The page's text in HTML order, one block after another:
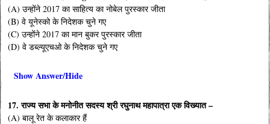
(A) उन्होंने 2017 का साहित्य का नोबेल पुरस्कार जीता
(B) वे यूनेस्को के निदेशक चुने गए
(C) उन्होंने 2017 का मान बुकर पुरस्कार जीता
(D) वे डब्ल्यूएचओ के निदेशक चुने गए
Show Answer/Hide
17. राज्य सभा के मनोनीत सदस्य श्री रघुनाथ महापात्रा एक विख्यात –
(A) बालू रेत के कलाकार हैं